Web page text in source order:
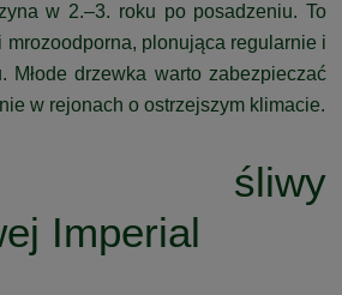
w 2.–3. roku po posadzeniu. To
plonująca regularnie i
Młode drzewka warto zabezpieczać
w rejonach o ostrzejszym klimacie.
śliwy
Imperial